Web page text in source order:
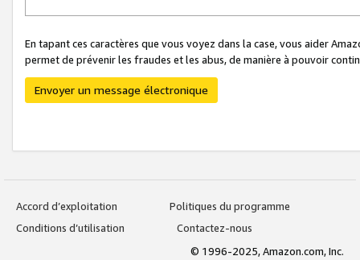
En tapant ces caractères que vous voyez dans la case, vous aider
permet de prévenir les fraudes et les abus, de manière à pouvoir
Envoyer un message électronique
Accord d’exploitation
Politiques du programme
Conditions d’utilisation
Contactez-nous
© 1996-2025, Amazon.com, Inc.